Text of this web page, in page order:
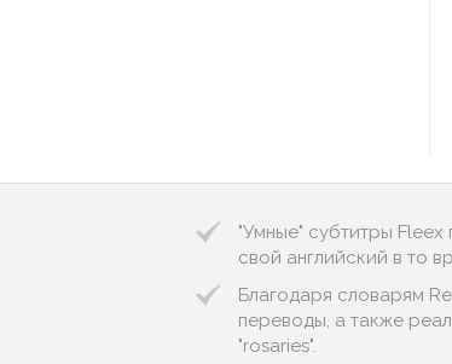
"Умные" субтитры
свой английский в то
Благодаря словарям
переводы, а также
"rosaries".